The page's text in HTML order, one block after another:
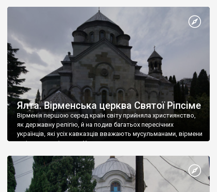
Херсонесі Володимир-язичник, став Василем-християнином.
А потім було Хрещення Русі. На честь Херсонесу Таврійського
Ялта. Вірменська церква Святої Ріпсіме
Вірменія першою серед країн світу прийняла християнство,
як державну релігію, й на подив багатьох пересічних
українців, які усіх кавказців вважають мусульманами, вірмени
є відданими вірянами Христа